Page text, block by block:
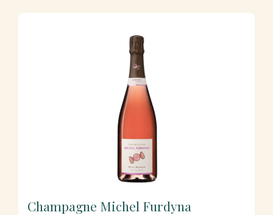
Champagne Michel Furdyna